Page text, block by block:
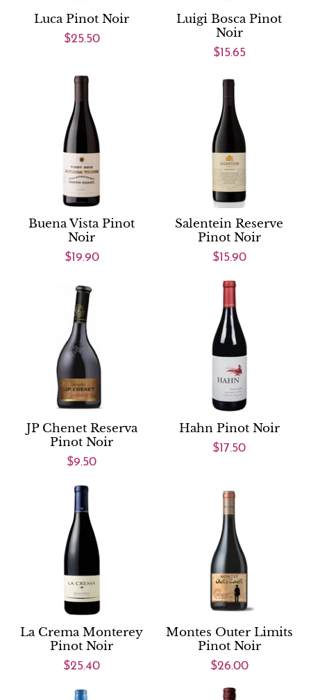
Luca Pinot Noir
$25.50
Luigi Bosca Pinot
Noir
$15.65
Buena Vista Pinot
Noir
$19.90
Salentein Reserve
Pinot Noir
$15.90
JP Chenet Reserva
Pinot Noir
$9.50
Hahn Pinot Noir
$17.50
La Crema Monterey
Pinot Noir
$25.40
Montes Outer Limits
Pinot Noir
$26.00